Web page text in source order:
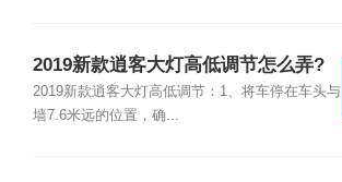
2019新款逍客大灯高低调节怎么弄?
2019新款逍客大灯高低调节：1、将车停在车头与
墙7.6米远的位置，确...